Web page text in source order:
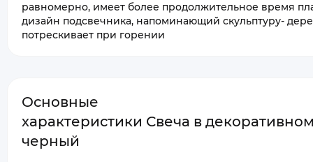
равномерно, имеет более продолжительное время
дизайн подсвечника, напоминающий скульптуру-
потрескивает при горении
Основные
характеристики Свеча в
черный